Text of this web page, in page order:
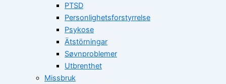
PTSD
Personlighetsforstyrrelse
Psykose
Ätstörningar
Søvnproblemer
Utbrenthet
Missbruk